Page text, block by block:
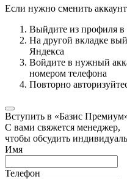
Если нужно сменить
Выйдите из профиля в
На другой вкладке
Яндекса
Войдите в нужный
номером телефона
Повторно
Вступить в «Базис
С вами свяжется менеджер,
чтобы обсудить
Имя
Телефон